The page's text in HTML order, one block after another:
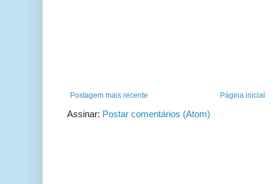
Postagem mais recente Página inicial
Assinar: Postar comentários (Atom)